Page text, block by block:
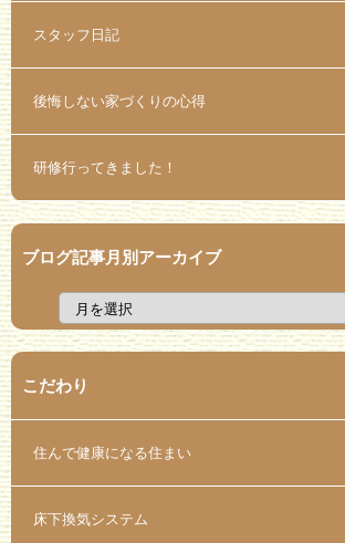
スタッフ日記
後悔しない家づくりの心得
研修行ってきました！
ブログ記事月別アーカイブ
こだわり
住んで健康になる住まい
床下換気システム